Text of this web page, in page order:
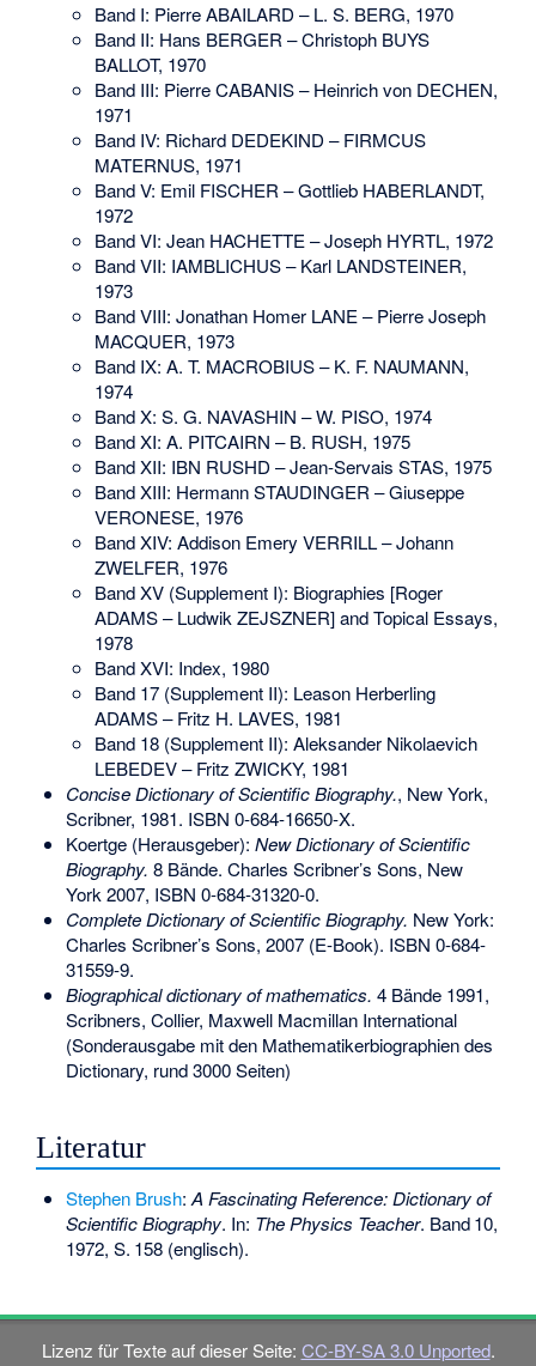
Band I: Pierre ABAILARD – L. S. BERG, 1970
Band II: Hans BERGER – Christoph BUYS
BALLOT, 1970
Band III: Pierre CABANIS – Heinrich von DECHEN,
1971
Band IV: Richard DEDEKIND – FIRMCUS
MATERNUS, 1971
Band V: Emil FISCHER – Gottlieb HABERLANDT,
1972
Band VI: Jean HACHETTE – Joseph HYRTL, 1972
Band VII: IAMBLICHUS – Karl LANDSTEINER,
1973
Band VIII: Jonathan Homer LANE – Pierre Joseph
MACQUER, 1973
Band IX: A. T. MACROBIUS – K. F. NAUMANN,
1974
Band X: S. G. NAVASHIN – W. PISO, 1974
Band XI: A. PITCAIRN – B. RUSH, 1975
Band XII: IBN RUSHD – Jean-Servais STAS, 1975
Band XIII: Hermann STAUDINGER – Giuseppe
VERONESE, 1976
Band XIV: Addison Emery VERRILL – Johann
ZWELFER, 1976
Band XV (Supplement I): Biographies [Roger
ADAMS – Ludwik ZEJSZNER] and Topical Essays,
1978
Band XVI: Index, 1980
Band 17 (Supplement II): Leason Herberling
ADAMS – Fritz H. LAVES, 1981
Band 18 (Supplement II): Aleksander Nikolaevich
LEBEDEV – Fritz ZWICKY, 1981
Concise Dictionary of Scientific Biography., New York,
Scribner, 1981. ISBN 0-684-16650-X.
Koertge (Herausgeber): New Dictionary of Scientific
Biography. 8 Bände. Charles Scribner’s Sons, New
York 2007, ISBN 0-684-31320-0.
Complete Dictionary of Scientific Biography. New York:
Charles Scribner’s Sons, 2007 (E-Book). ISBN 0-684-
31559-9.
Biographical dictionary of mathematics. 4 Bände 1991,
Scribners, Collier, Maxwell Macmillan International
(Sonderausgabe mit den Mathematikerbiographien des
Dictionary, rund 3000 Seiten)
Literatur
Stephen Brush: A Fascinating Reference: Dictionary of
Scientific Biography. In: The Physics Teacher. Band 10,
1972, S. 158(englisch).
Lizenz für Texte auf dieser Seite: CC-BY-SA 3.0 Unported.